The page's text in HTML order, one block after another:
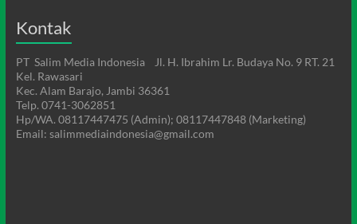
Kontak
PT Salim Media Indonesia Jl. H. Ibrahim Lr. Budaya No. 9 RT. 21
Kel. Rawasari
Kec. Alam Barajo, Jambi 36361
Telp. 0741-3062851
Hp/WA. 08117447475 (Admin); 08117447848 (Marketing)
Email: salimmediaindonesia@gmail.com